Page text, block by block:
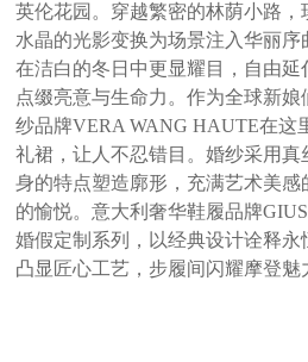
英伦花园。穿越繁密的林荫小路，
水晶的光影变换为场景注入华丽
在洁白的冬日中更显耀目，自由
点缀亮意与生命力。作为全球新
纱品牌VERA WANG HAUTE在这
礼裙，让人不忍错目。婚纱采用
身的特点塑造廓形，充满艺术美
的愉悦。意大利奢华鞋履品牌
婚假定制系列，以经典设计诠释
凸显匠心工艺，步履间闪耀摩登魅